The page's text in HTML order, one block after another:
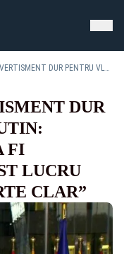
MARK RUTTE, AVERTISMENT DUR PENTRU VLADIMIR PUTIN: „REAŢIA NOASTRĂ VA FI DEVASTATOARE. ACEST LUCRU TREBUIE SĂ FIE FOARTE CLAR”
DUR
FI
LUCRU
CLAR”